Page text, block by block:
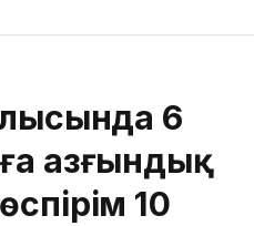
6
азғындық
10